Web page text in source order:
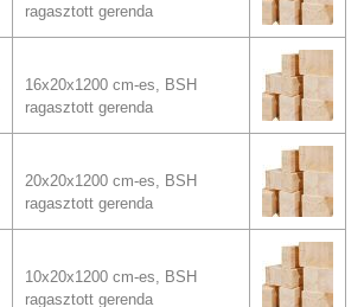
ragasztott gerenda
16x20x1200 cm-es, BSH
ragasztott gerenda
20x20x1200 cm-es, BSH
ragasztott gerenda
10x20x1200 cm-es, BSH
ragasztott gerenda